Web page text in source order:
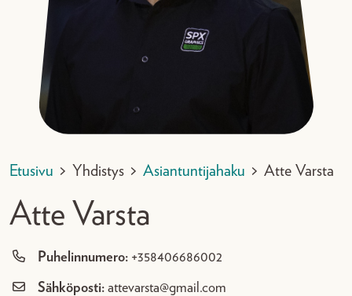
Etusivu > Yhdistys > Asiantuntijahaku > Atte Varsta
Atte Varsta
Puhelinnumero: +358406686002
Sähköposti: attevarsta@gmail.com